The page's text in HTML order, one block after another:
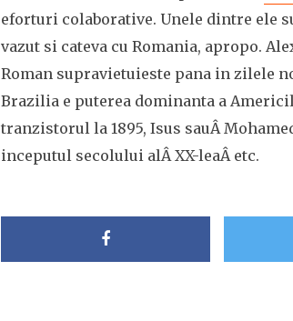
eforturi colaborative. Unele dintre ele
vazut si cateva cu Romania, apropo.
Roman supravietuieste pana in zilele
Brazilia e puterea dominanta a
tranzistorul la 1895, Isus sauÂ
inceputul secolului alÂ XX-leaÂ etc.